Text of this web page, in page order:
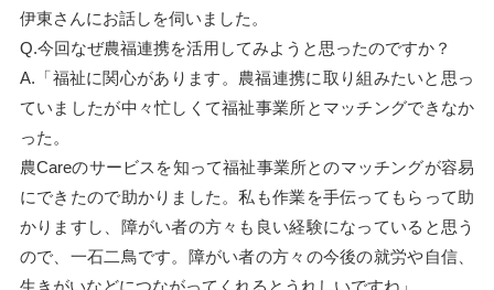
伊東さんにお話しを伺いました。
Q.今回なぜ農福連携を活用してみようと思ったのですか？
A.「福祉に関心があります。農福連携に取り組みたいと思っ
ていましたが中々忙しくて福祉事業所とマッチングできなか
った。
農Careのサービスを知って福祉事業所とのマッチングが容易
にできたので助かりました。私も作業を手伝ってもらって助
かりますし、障がい者の方々も良い経験になっていると思う
ので、一石二鳥です。障がい者の方々の今後の就労や自信、
生きがいなどにつながってくれるとうれしいですね」